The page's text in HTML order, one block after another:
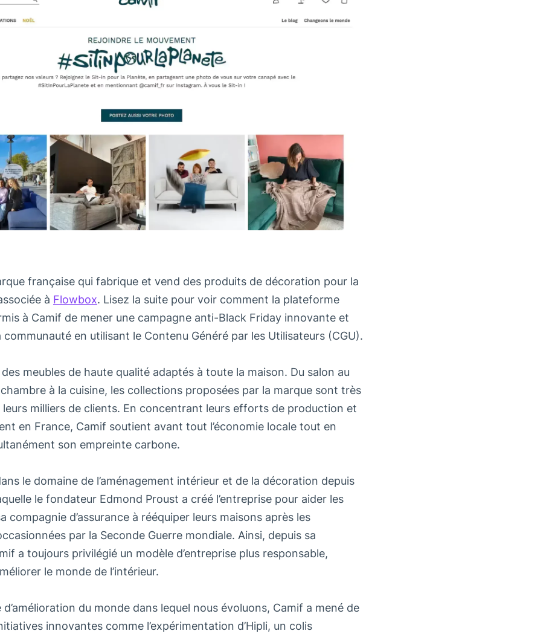
française qui fabrique et vend des produits de décoration pour la
à Flowbox. Lisez la suite pour voir comment la plateforme
à Camif de mener une campagne anti-Black Friday innovante et
communauté en utilisant le Contenu Généré par les Utilisateurs (CGU).
meubles de haute qualité adaptés à toute la maison. Du salon au
à la cuisine, les collections proposées par la marque sont très
leurs milliers de clients. En concentrant leurs efforts de production et
en France, Camif soutient avant tout l’économie locale tout en
son empreinte carbone.
le domaine de l’aménagement intérieur et de la décoration depuis
le fondateur Edmond Proust a créé l’entreprise pour aider les
compagnie d’assurance à rééquiper leurs maisons après les
par la Seconde Guerre mondiale. Ainsi, depuis sa
a toujours privilégié un modèle d’entreprise plus responsable,
le monde de l’intérieur.
d’amélioration du monde dans lequel nous évoluons, Camif a mené de
innovantes comme l’expérimentation d’Hipli, un colis